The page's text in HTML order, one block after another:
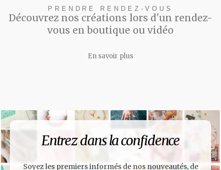
PRENDRE RENDEZ-VOUS
Découvrez nos créations lors d'un rendez-
vous en boutique ou vidéo
En savoir plus
Entrez dans la confidence
Soyez les premiers informés de nos nouveautés, de